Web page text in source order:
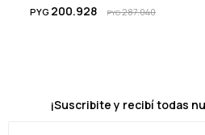
PYG 200.928 PYG287.040
¡Suscribite y recibí todas